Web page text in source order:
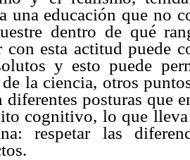
una educación que no
dentro de qué
con esta actitud puede
y esto puede
la ciencia, otros
diferentes posturas que
cognitivo, lo que
respetar las